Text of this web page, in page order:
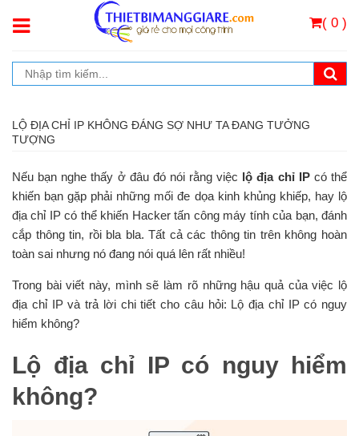
( 0 )
LỘ ĐỊA CHỈ IP KHÔNG ĐÁNG SỢ NHƯ TA ĐANG TƯỞNG
TƯỢNG
Nếu bạn nghe thấy ở đâu đó nói rằng việc lộ địa chỉ IPcó thể
khiến bạn gặp phải những mối đe dọa kinh khủng khiếp, hay lộ
địa chỉ IP có thể khiến Hacker tấn công máy tính của bạn, đánh
cắp thông tin, rồi bla bla. Tất cả các thông tin trên không hoàn
toàn sai nhưng nó đang nói quá lên rất nhiều!
Trong bài viết này, mình sẽ làm rõ những hậu quả của việc lộ
địa chỉ IP và trả lời chi tiết cho câu hỏi: Lộ địa chỉ IP có nguy
hiểm không?
Lộ địa chỉ IP có nguy hiểm
không?